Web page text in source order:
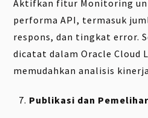
Aktifkan fitur Monitoring
performa API, termasuk
respons, dan tingkat error.
dicatat dalam Oracle Cloud
memudahkan analisis
Publikasi dan